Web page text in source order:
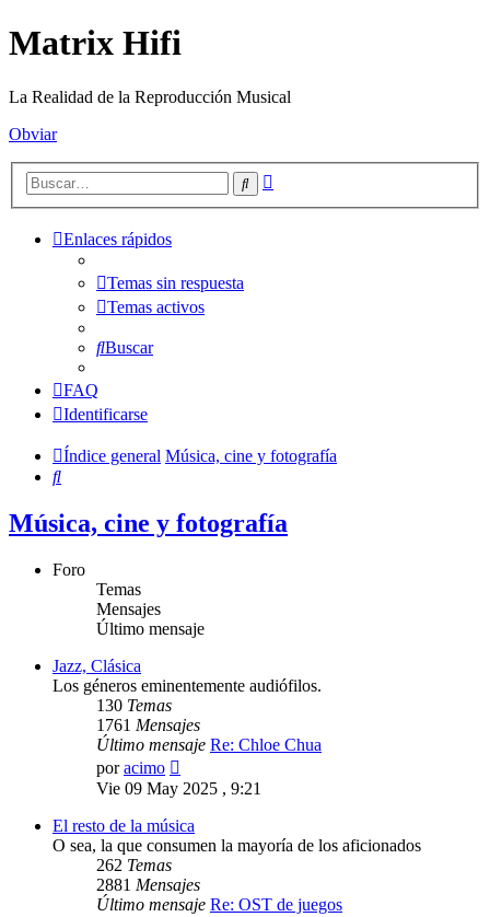
Matrix Hifi
La Realidad de la Reproducción Musical
Obviar
Buscar
Enlaces rápidos
Temas sin respuesta
Temas activos
Buscar
FAQ
Identificarse
Índice general Música, cine y fotografía
Buscar
Música, cine y fotografía
Foro
Temas
Mensajes
Último mensaje
Jazz, Clásica
Los géneros eminentemente audiófilos.
130 Temas
1761 Mensajes
Último mensaje Re: Chloe Chua
poracimo
último
mensaje
Vie 09 May 2025 , 9:21
El resto de la música
O sea, la que consumen la mayoría de los aficionados
262 Temas
2881 Mensajes
Último mensaje Re: OST de juegos